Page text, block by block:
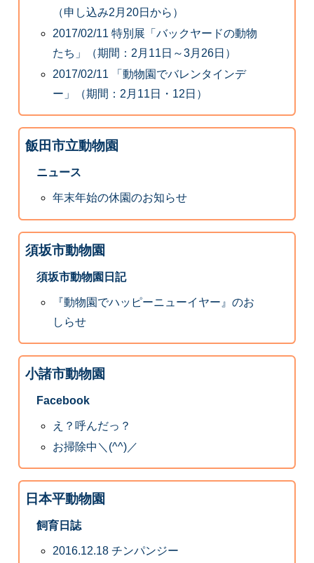
（申し込み2月20日から）
2017/02/11 特別展「バックヤードの動物
たち」（期間：2月11日～3月26日）
2017/02/11 「動物園でバレンタインデ
ー」（期間：2月11日・12日）
飯田市立動物園
ニュース
年末年始の休園のお知らせ
須坂市動物園
須坂市動物園日記
『動物園でハッピーニューイヤー』のお
しらせ
小諸市動物園
Facebook
え？呼んだっ？
お掃除中＼(^^)／
日本平動物園
飼育日誌
2016.12.18 チンパンジー